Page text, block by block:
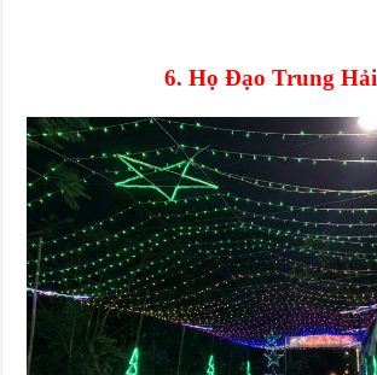
6. Họ Đạo Trung Hải